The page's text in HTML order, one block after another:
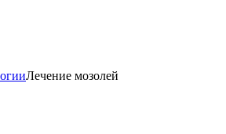
Лечение мозолей